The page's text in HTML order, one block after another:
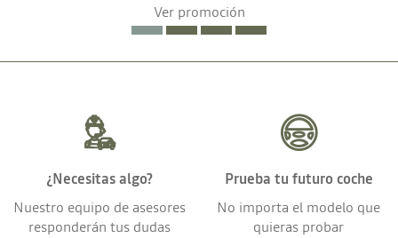
Ver promoción
¿Necesitas algo?
Nuestro equipo de asesores
responderán tus dudas
Prueba tu futuro coche
No importa el modelo que
quieras probar